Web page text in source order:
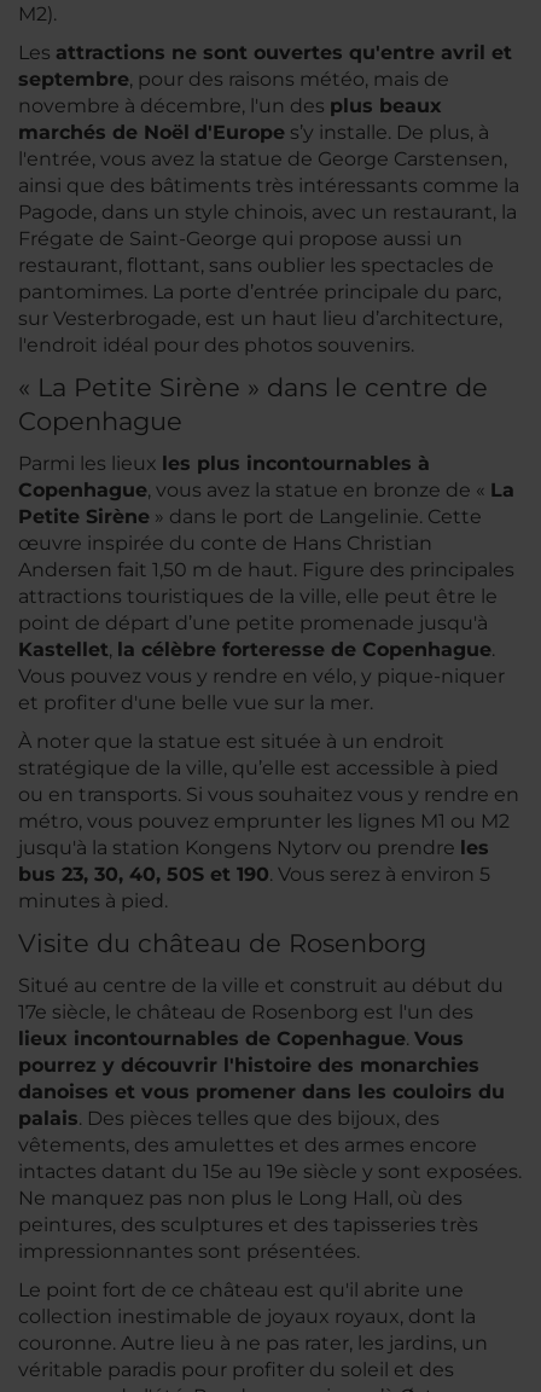
M2).
Les attractions ne sont ouvertes qu'entre avril et
septembre, pour des raisons météo, mais de
novembre à décembre, l'un des plus beaux
marchés de Noël d'Europe s’y installe. De plus, à
l'entrée, vous avez la statue de George Carstensen,
ainsi que des bâtiments très intéressants comme la
Pagode, dans un style chinois, avec un restaurant, la
Frégate de Saint-George qui propose aussi un
restaurant, flottant, sans oublier les spectacles de
pantomimes. La porte d’entrée principale du parc,
sur Vesterbrogade, est un haut lieu d’architecture,
l'endroit idéal pour des photos souvenirs.
« La Petite Sirène » dans le centre de
Copenhague
Parmi les lieux les plus incontournables à
Copenhague, vous avez la statue en bronze de « La
Petite Sirène » dans le port de Langelinie. Cette
œuvre inspirée du conte de Hans Christian
Andersen fait 1,50 m de haut. Figure des principales
attractions touristiques de la ville, elle peut être le
point de départ d’une petite promenade jusqu'à
Kastellet, la célèbre forteresse de Copenhague.
Vous pouvez vous y rendre en vélo, y pique-niquer
et profiter d'une belle vue sur la mer.
À noter que la statue est située à un endroit
stratégique de la ville, qu’elle est accessible à pied
ou en transports. Si vous souhaitez vous y rendre en
métro, vous pouvez emprunter les lignes M1 ou M2
jusqu'à la station Kongens Nytorv ou prendre les
bus 23, 30, 40, 50S et 190. Vous serez à environ 5
minutes à pied.
Visite du château de Rosenborg
Situé au centre de la ville et construit au début du
17e siècle, le château de Rosenborg est l'un des
lieux incontournables de Copenhague. Vous
pourrez y découvrir l'histoire des monarchies
danoises et vous promener dans les couloirs du
palais. Des pièces telles que des bijoux, des
vêtements, des amulettes et des armes encore
intactes datant du 15e au 19e siècle y sont exposées.
Ne manquez pas non plus le Long Hall, où des
peintures, des sculptures et des tapisseries très
impressionnantes sont présentées.
Le point fort de ce château est qu'il abrite une
collection inestimable de joyaux royaux, dont la
couronne. Autre lieu à ne pas rater, les jardins, un
véritable paradis pour profiter du soleil et des